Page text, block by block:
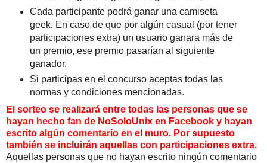
Cada participante podrá ganar una camiseta
geek. En caso de que por algún casual (por tener
participaciones extra) un usuario ganara más de
un premio, ese premio pasarían al siguiente
ganador.
Si participas en el concurso aceptas todas las
normas y condiciones mencionadas.
El sorteo se realizará entre todas las personas que se
hayan hecho fan de NoSoloUnix en Facebook y hayan
escrito algún comentario en el muro. Por supuesto
también se incluirán aquellas con participaciones extra.
Aquellas personas que no hayan escrito ningún comentario